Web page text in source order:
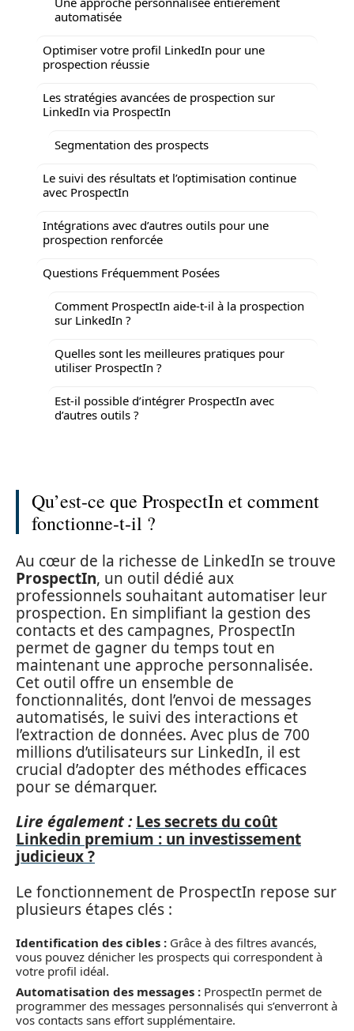
automatisée
Optimiser votre profil LinkedIn pour une
prospection réussie
Les stratégies avancées de prospection sur
LinkedIn via ProspectIn
Segmentation des prospects
Le suivi des résultats et l’optimisation continue
avec ProspectIn
Intégrations avec d’autres outils pour une
prospection renforcée
Questions Fréquemment Posées
Comment ProspectIn aide-t-il à la prospection
sur LinkedIn ?
Quelles sont les meilleures pratiques pour
utiliser ProspectIn ?
Est-il possible d’intégrer ProspectIn avec
d’autres outils ?
Qu’est-ce que ProspectIn et comment
fonctionne-t-il ?
Au cœur de la richesse de LinkedIn se trouve
ProspectIn, un outil dédié aux
professionnels souhaitant automatiser leur
prospection. En simplifiant la gestion des
contacts et des campagnes, ProspectIn
permet de gagner du temps tout en
maintenant une approche personnalisée.
Cet outil offre un ensemble de
fonctionnalités, dont l’envoi de messages
automatisés, le suivi des interactions et
l’extraction de données. Avec plus de 700
millions d’utilisateurs sur LinkedIn, il est
crucial d’adopter des méthodes efficaces
pour se démarquer.
Lire également : Les secrets du coût
Linkedin premium : un investissement
judicieux ?
Le fonctionnement de ProspectIn repose sur
plusieurs étapes clés :
Identification des cibles : Grâce à des filtres avancés,
vous pouvez dénicher les prospects qui correspondent à
votre profil idéal.
Automatisation des messages : ProspectIn permet de
programmer des messages personnalisés qui s’enverront à
vos contacts sans effort supplémentaire.